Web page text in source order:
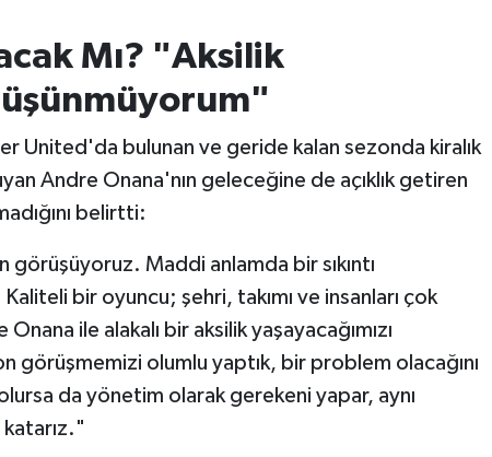
Mı? "Aksilik
United'da bulunan ve geride kalan sezonda kiralık
Andre Onana'nın geleceğine de açıklık getiren
belirtti:
görüşüyoruz. Maddi anlamda bir sıkıntı
bir oyuncu; şehri, takımı ve insanları çok
ile alakalı bir aksilik yaşayacağımızı
görüşmemizi olumlu yaptık, bir problem olacağını
da yönetim olarak gerekeni yapar, aynı